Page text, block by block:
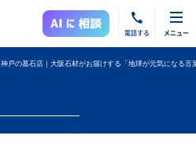
電話する メニュー
神戸の墓石店｜大阪石材がお届けする「地球が元気になる言